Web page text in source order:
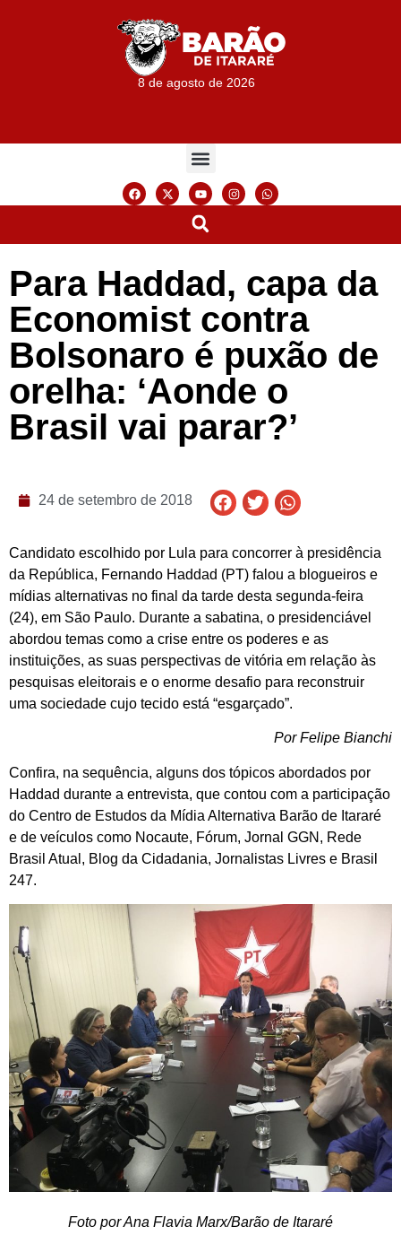
8 de agosto de 2026
Para Haddad, capa da
Economist contra
Bolsonaro é puxão de
orelha: ‘Aonde o
Brasil vai parar?’
24 de setembro de 2018
Candidato escolhido por Lula para concorrer à presidência
da República, Fernando Haddad (PT) falou a blogueiros e
mídias alternativas no final da tarde desta segunda-feira
(24), em São Paulo. Durante a sabatina, o presidenciável
abordou temas como a crise entre os poderes e as
instituições, as suas perspectivas de vitória em relação às
pesquisas eleitorais e o enorme desafio para reconstruir
uma sociedade cujo tecido está “esgarçado”.
Por Felipe Bianchi
Confira, na sequência, alguns dos tópicos abordados por
Haddad durante a entrevista, que contou com a participação
do Centro de Estudos da Mídia Alternativa Barão de Itararé
e de veículos como Nocaute, Fórum, Jornal GGN, Rede
Brasil Atual, Blog da Cidadania, Jornalistas Livres e Brasil
247.
Foto por Ana Flavia Marx/Barão de Itararé